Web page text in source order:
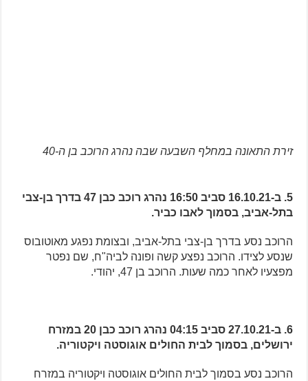
זירת התאונה במחלף השבעה שבה נהרג הרוכב בן ה-40
5. ב-16.10.21 סביב 16:50 נהרג רוכב כבן 47 בדרך בן-צבי
בתל-אביב, בסמוך לאבו כביר.
הרוכב נסע בדרך בן-צבי בתל-אביב, ובצומת נפגע מאוטובוס
שנסע לצידו. הרוכב נפצע קשה ופונה לביה"ח, שם נפטר
מפצעיו לאחר כמה שעות. הרוכב בן 47, יהודי.
6. ב-27.10.21 סביב 04:15 נהרג רוכב כבן 20 במזרח
ירושלים, בסמוך לבית החולים אוגוסטה ויקטוריה.
הרוכב נסע בסמוך לבית החולים אוגוסטה ויקטוריה במזרח